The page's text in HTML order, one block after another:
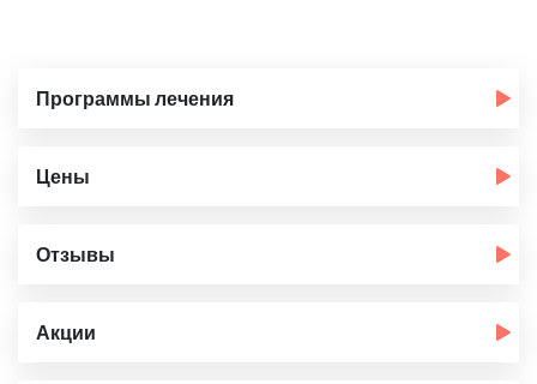
Программы лечения
Цены
Отзывы
Акции